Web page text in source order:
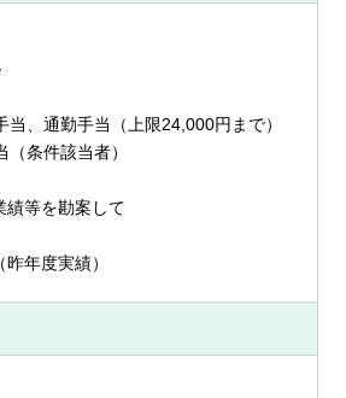
当、通勤手当（上限24,000円まで）
条件該当者）
績等を勘案して
年度実績）